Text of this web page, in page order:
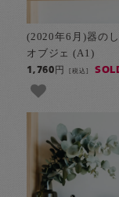
(2020年6月)器の
オブジェ (A1)
1,760円[税込]